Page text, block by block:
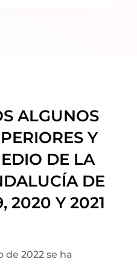
ALGUNOS
Y
DE LA
DE
2020 Y 2021
de 2022 se ha